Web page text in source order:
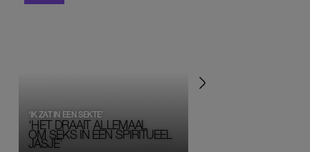
‘HET DRAAIT ALLEMAAL
OM SEKS IN EEN SPIRITUEEL
JASJE’
‘IK ZAT IN EEN SEKTE’